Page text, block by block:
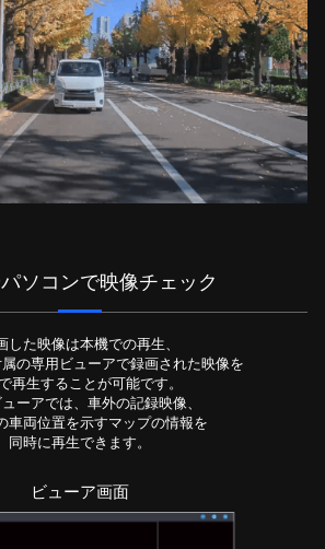
ソコンで映像チェック
した映像は本機での再生、
の専用ビューアで録画された映像を
再生することが可能です。
ーアでは、車外の記録映像、
車両位置を示すマップの情報を
同時に再生できます。
ビューア画面